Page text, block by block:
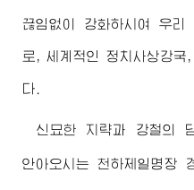
끊임없이 강화하시여 우
로, 세계적인 정치사상강국
다.
신묘한 지략과 강철의
안아오시는 천하제일명장